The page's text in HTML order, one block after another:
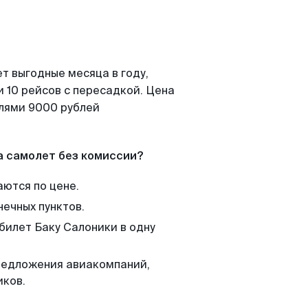
выгодные месяца в году,
рейсов с пересадкой. Цена
9000 рублей
самолет без комиссии?
по цене.
пунктов.
Баку Салоники в одну
авиакомпаний,